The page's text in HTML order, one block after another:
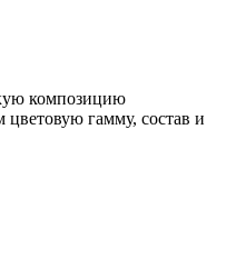
композицию
цветовую гамму, состав и